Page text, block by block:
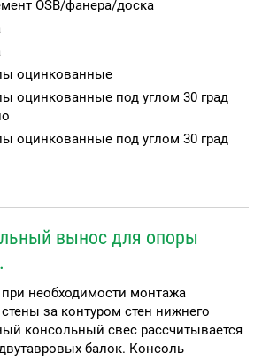
OSB/фанера/доска
оцинкованные
оцинкованные под углом 30 град
оцинкованные под углом 30 град
вынос для опоры
при необходимости монтажа
за контуром стен нижнего
консольный свес рассчитывается
балок. Консоль